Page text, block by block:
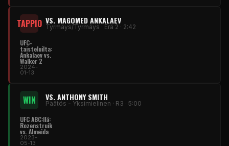
TAPPIO VS. MAGOMED ANKALAEV
Tyrmäys/Tyrmäys · Erä 2 · 2:42
UFC-
taisteluilta:
Ankalaev vs.
Walker 2
2024-
01-13
WIN VS. ANTHONY SMITH
Päätös - Yksimielinen · R3 · 5:00
UFC ABC:llä:
Rozenstruik
vs. Almeida
2023-
05-13